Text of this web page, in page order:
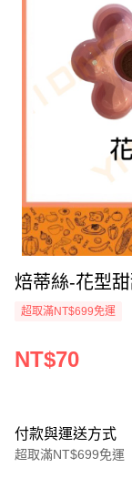
焙蒂絲-花型
超取滿NT$699免運
NT$70
付款與運送方式
超取滿NT$699免運